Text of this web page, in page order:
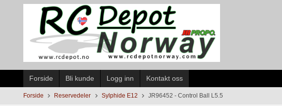
Forside Bli kunde Logg inn Kontakt oss
Forside Reservedeler Sylphide E12 JR96452 - Control Ball L5.5